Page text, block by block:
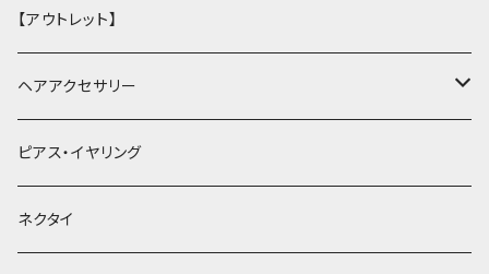
【アウトレット】
ヘアアクセサリー
ヘアクリップ
ヘッドドレス・カチューシャ
ピアス・イヤリング
ネクタイ